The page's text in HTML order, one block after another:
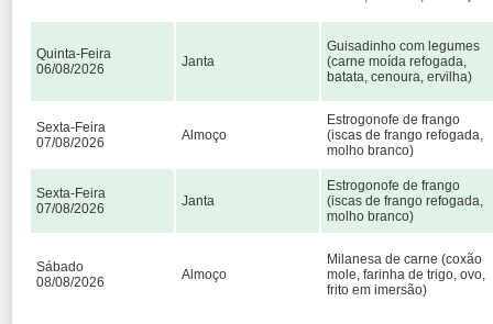
Quinta-Feira
06/08/2026
Janta
Guisadinho com legumes
(carne moída refogada,
batata, cenoura, ervilha)
Sexta-Feira
07/08/2026
Almoço
Estrogonofe de frango
(iscas de frango refogada,
molho branco)
Sexta-Feira
07/08/2026
Janta
Estrogonofe de frango
(iscas de frango refogada,
molho branco)
Sábado
08/08/2026
Almoço
Milanesa de carne (coxão
mole, farinha de trigo, ovo,
frito em imersão)